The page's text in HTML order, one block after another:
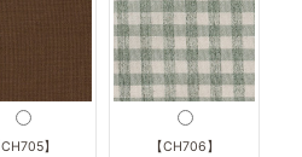
CH705】
【CH706】